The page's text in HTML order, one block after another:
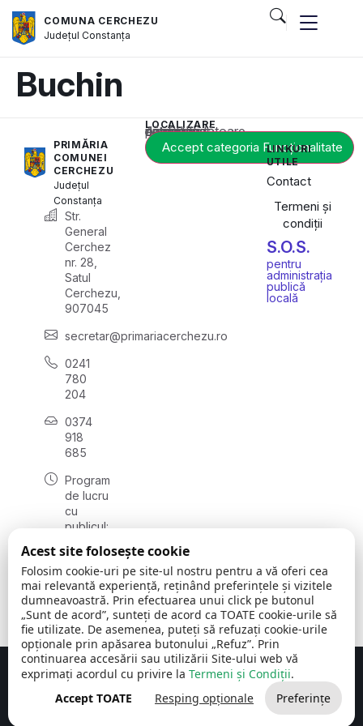
COMUNA CERCHEZU
JudețulConstanța
Buchin
PRIMĂRIA
COMUNEI
CERCHEZU
Județul
Constanța
Str.
General
Cerchez
nr. 28,
Satul
Cerchezu,
907045
secretar@primariacerchezu.ro
0241
780
204
0374
918
685
Program
de lucru
cu
publicul:
08:00 -
16:30
, vineri:
08:00 -
14:00
LOCALIZARE
Acest conținut este blocat până când acceptați categoria corespunzătoare de cookie-uri.
Accept categoria Funcționalitate
LINKURI
UTILE
Contact
Termeni și
condiții
S.O.S.
pentru
administrația
publică
locală
Comuna Cerchezu © 2026Toate drepturile rezervate
Concept realizat de Big Media Relații Publice SRL
Acest site folosește cookie
Folosim cookie-uri pe site-ul nostru pentru a vă oferi cea
mai relevantă experiență, reținând preferințele și vizitele
dumneavoastră. Prin efectuarea unui click pe butonul
„Sunt de acord”, sunteți de acord ca TOATE cookie-urile să
fie utilizate. De asemenea, puteți să refuzați cookie-urile
opționale prin apăsarea butonului „Refuz”. Prin
continuarea accesării sau utilizării Site-ului web vă
exprimați acordul cu privire la Termeni și Condiții.
Accept TOATE
Resping opționale Preferințe